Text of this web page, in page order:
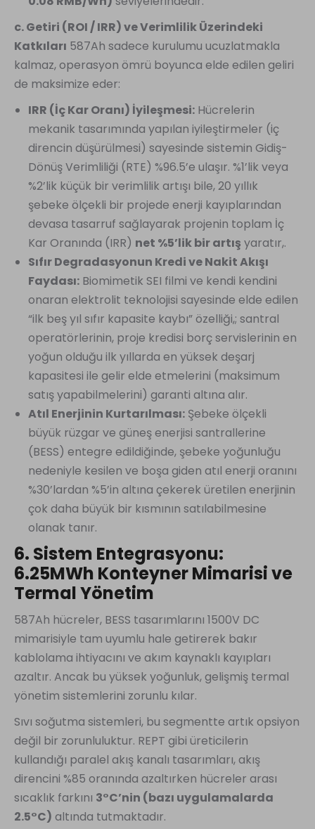
c. Getiri (ROI / IRR) ve Verimlilik Üzerindeki
Katkıları 587Ah sadece kurulumu ucuzlatmakla
kalmaz, operasyon ömrü boyunca elde edilen geliri
de maksimize eder:
IRR (İç Kar Oranı) İyileşmesi: Hücrelerin
mekanik tasarımında yapılan iyileştirmeler (iç
direncin düşürülmesi) sayesinde sistemin Gidiş-
Dönüş Verimliliği (RTE) %96.5’e ulaşır. %1’lik veya
%2’lik küçük bir verimlilik artışı bile, 20 yıllık
şebeke ölçekli bir projede enerji kayıplarından
devasa tasarruf sağlayarak projenin toplam İç
Kar Oranında (IRR) net %5’lik bir artış yaratır,.
Sıfır Degradasyonun Kredi ve Nakit Akışı
Faydası: Biomimetik SEI filmi ve kendi kendini
onaran elektrolit teknolojisi sayesinde elde edilen
“ilk beş yıl sıfır kapasite kaybı” özelliği,; santral
operatörlerinin, proje kredisi borç servislerinin en
yoğun olduğu ilk yıllarda en yüksek deşarj
kapasitesi ile gelir elde etmelerini (maksimum
satış yapabilmelerini) garanti altına alır.
Atıl Enerjinin Kurtarılması: Şebeke ölçekli
büyük rüzgar ve güneş enerjisi santrallerine
(BESS) entegre edildiğinde, şebeke yoğunluğu
nedeniyle kesilen ve boşa giden atıl enerji oranını
%30’lardan %5’in altına çekerek üretilen enerjinin
çok daha büyük bir kısmının satılabilmesine
olanak tanır.
6. Sistem Entegrasyonu:
6.25MWh Konteyner Mimarisi ve
Termal Yönetim
587Ah hücreler, BESS tasarımlarını 1500V DC
mimarisiyle tam uyumlu hale getirerek bakır
kablolama ihtiyacını ve akım kaynaklı kayıpları
azaltır. Ancak bu yüksek yoğunluk, gelişmiş termal
yönetim sistemlerini zorunlu kılar.
Sıvı soğutma sistemleri, bu segmentte artık opsiyon
değil bir zorunluluktur. REPT gibi üreticilerin
kullandığı paralel akış kanalı tasarımları, akış
direncini %85 oranında azaltırken hücreler arası
sıcaklık farkını 3°C’nin (bazı uygulamalarda
2.5°C) altında tutmaktadır.